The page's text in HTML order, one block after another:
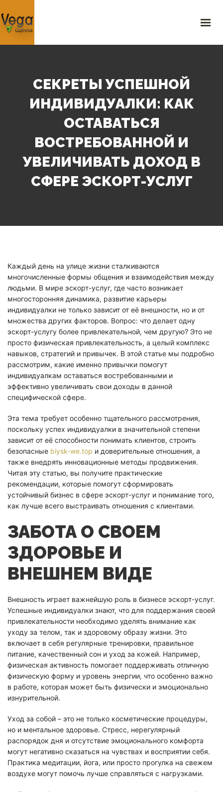
CONTACTO
523 Sylvan Ave, 5th Floor Mountain View, CA 940 USA
support@agrocompany.com
СЕКРЕТЫ УСПЕШНОЙ
ИНДИВИДУАЛКИ: КАК
ОСТАВАТЬСЯ
ВОСТРЕБОВАННОЙ И
УВЕЛИЧИВАТЬ ДОХОД В
СФЕРЕ ЭСКОРТ-УСЛУГ
Каждый день на улице жизни сталкиваются
многочисленные формы общения и взаимодействия между
людьми. В мире эскорт-услуг, где часто возникает
многосторонняя динамика, развитие карьеры
индивидуалки не только зависит от её внешности, но и от
множества других факторов. Вопрос: что делает одну
эскорт-услугу более привлекательной, чем другую? Это не
просто физическая привлекательность, а целый комплекс
навыков, стратегий и привычек. В этой статье мы подробно
рассмотрим, какие именно привычки помогут
индивидуалкам оставаться востребованными и
эффективно увеличивать свои доходы в данной
специфической сфере.
Эта тема требует особенно тщательного рассмотрения,
поскольку успех индивидуалки в значительной степени
зависит от её способности понимать клиентов, строить
безопасные biysk-we.top и доверительные отношения, а
также внедрять инновационные методы продвижения.
Читая эту статью, вы получите практические
рекомендации, которые помогут сформировать
устойчивый бизнес в сфере эскорт-услуг и понимание того,
как лучше всего выстраивать отношения с клиентами.
ЗАБОТА О СВОЕМ
ЗДОРОВЬЕ И
ВНЕШНЕМ ВИДЕ
Внешность играет важнейшую роль в бизнесе эскорт-услуг.
Успешные индивидуалки знают, что для поддержания своей
привлекательности необходимо уделять внимание как
уходу за телом, так и здоровому образу жизни. Это
включает в себя регулярные тренировки, правильное
питание, качественный сон и уход за кожей. Например,
физическая активность помогает поддерживать отличную
физическую форму и уровень энергии, что особенно важно
в работе, которая может быть физически и эмоционально
изнурительной.
Уход за собой – это не только косметические процедуры,
но и ментальное здоровье. Стресс, нерегулярный
распорядок дня и отсутствие эмоционального комфорта
могут негативно сказаться на чувствах и восприятии себя.
Практика медитации, йога, или просто прогулка на свежем
воздухе могут помочь лучше справляться с нагрузками.